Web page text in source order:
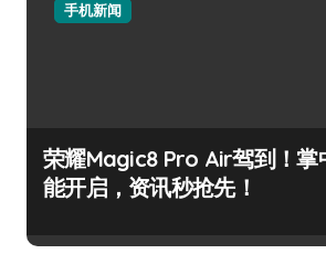
手机新闻
荣耀Magic8 Pro Air驾到！掌
能开启，资讯秒抢先！